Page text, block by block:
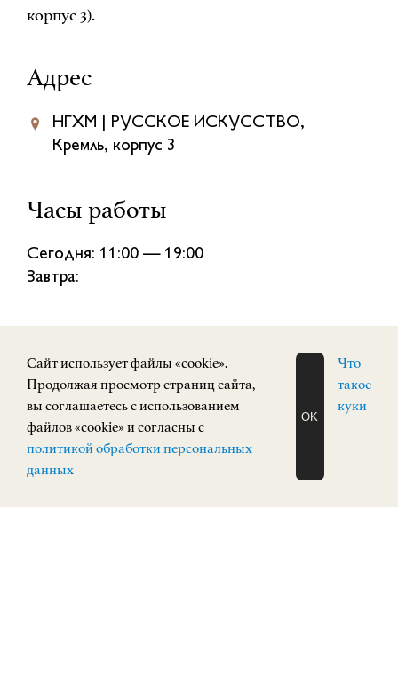
корпус 3).
Адрес
НГХМ | РУССКОЕ ИСКУССТВО,
Кремль, корпус 3
Часы работы
Сегодня: 11:00 — 19:00
Завтра:
СОБЫТИЯ
12+
ЗАПИСАТЬСЯ
НА ЭКСКУРСИЮ
Cайт использует файлы «cookie».
Продолжая просмотр страниц сайта,
вы соглашаетесь с использованием
файлов «cookie» и согласны с
политикой обработки персональных
данных
OK
Что
такое
куки